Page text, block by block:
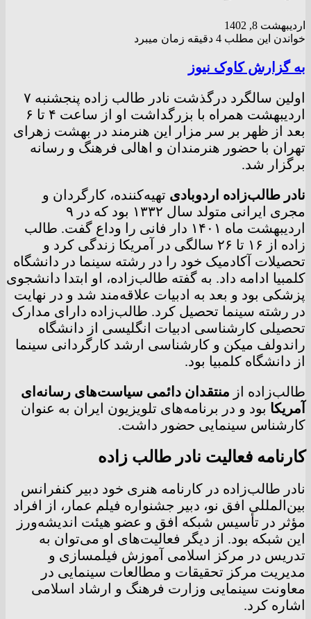
اردیبهشت 8, 1402
خواندن این مطلب 4 دقیقه زمان میبرد
به گزارش کاوک نیوز
اولین سالگرد درگذشت نادر طالب زاده پنجشنبه ۷
اردیبهشت همراه با بزرگداشت او از ساعت ۴ تا ۶
بعد از ظهر بر سر مزار این هنرمند در بهشت زهرای
تهران با حضور هنرمندان و اهالی فرهنگ و رسانه
برگزار شد.
نادر طالب‌زاده اردوبادی تهیه‌کننده، کارگردان و
مجری ایرانی متولد سال ۱۳۳۲ بود که در ۹
اردیبهشت ماه ۱۴۰۱ دار فانی را وداع گفت. طالب
زاده از ۱۶ تا ۲۶ سالگی در آمریکا زندگی کرد و
تحصیلات آکادمیک خود را در رشته سینما در دانشگاه
کلمبیا ادامه داد. به گفته طالب‌زاده، او ابتدا دانشجوی
پزشکی بود و بعد به ادبیات علاقه‌مند شد و در نهایت
در رشته سینما تحصیل کرد. طالب‌زاده دارای مدارک
تحصیلی کارشناسی ادبیات انگلیسی از دانشگاه
راندولف میکن و کارشناسی ارشد کارگردانی سینما
از دانشگاه کلمبیا بود.
طالب‌زاده از منتقدان دائمی سیاست‌های رسانه‌ای
آمریکا بود و در برنامه‌های تلویزیون ایران به عنوان
کارشناس سینمایی حضور داشت.
کارنامه فعالیت نادر طالب زاده
نادر طالب‌زاده در کارنامه هنری خود دبیر کنفرانس
بین‌المللی افق نو، دبیر جشنواره فیلم عمار، از افراد
مؤثر در تأسیس شبکه افق و عضو هیئت اندیشه‌ورز
این شبکه بود. از دیگر فعالیت‌های او می‌توان به
تدریس در مرکز اسلامی آموزش فیلمسازی و
مدیریت مرکز تحقیقات و مطالعات سینمایی در
معاونت سینمایی وزارت فرهنگ و ارشاد اسلامی
اشاره کرد.